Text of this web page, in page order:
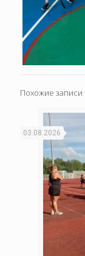
Похожие записи
03.08.2026